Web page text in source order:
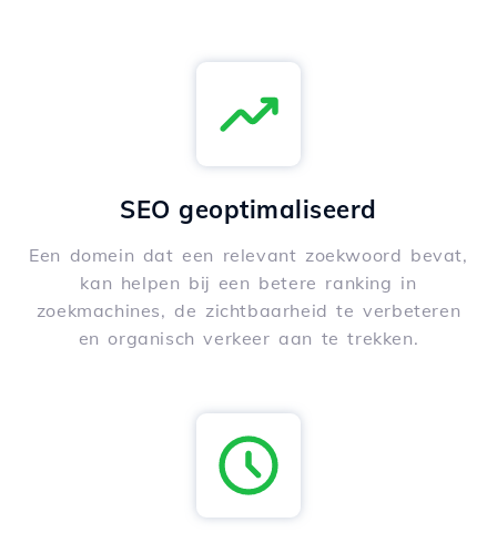
SEO geoptimaliseerd
Een domein dat een relevant zoekwoord bevat,
kan helpen bij een betere ranking in
zoekmachines, de zichtbaarheid te verbeteren
en organisch verkeer aan te trekken.